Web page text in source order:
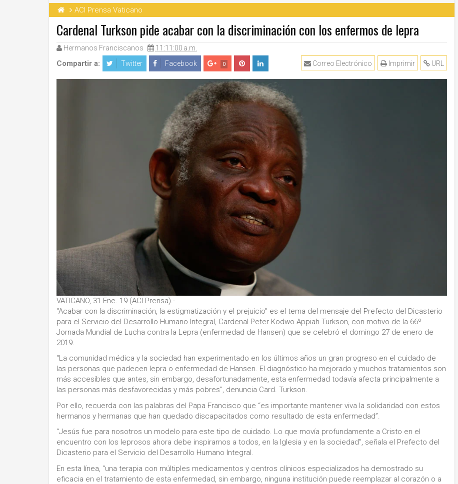
ACI Prensa Vaticano
Cardenal Turkson pide acabar con la discriminación con los enfermos de lepra
Hermanos Franciscanos 11:11:00 a.m.
Compartir a: Twitter Facebook 0 URL
Imprimir
Correo Electrónico
VATICANO, 31 Ene. 19 (ACI Prensa).-
"Acabar con la discriminación, la estigmatización y el prejuicio" es el tema del mensaje del Prefecto del Dicasterio
para el Servicio del Desarrollo Humano Integral, Cardenal Peter Kodwo Appiah Turkson, con motivo de la 66º
Jornada Mundial de Lucha contra la Lepra (enfermedad de Hansen) que se celebró el domingo 27 de enero de
2019.
“La comunidad médica y la sociedad han experimentado en los últimos años un gran progreso en el cuidado de
las personas que padecen lepra o enfermedad de Hansen. El diagnóstico ha mejorado y muchos tratamientos son
más accesibles que antes, sin embargo, desafortunadamente, esta enfermedad todavía afecta principalmente a
las personas más desfavorecidas y más pobres", denuncia Card. Turkson.
Por ello, recuerda con las palabras del Papa Francisco que “es importante mantener viva la solidaridad con estos
hermanos y hermanas que han quedado discapacitados como resultado de esta enfermedad”.
“Jesús fue para nosotros un modelo para este tipo de cuidado. Lo que movía profundamente a Cristo en el
encuentro con los leprosos ahora debe inspirarnos a todos, en la Iglesia y en la sociedad”, señala el Prefecto del
Dicasterio para el Servicio del Desarrollo Humano Integral.
En esta línea, “una terapia con múltiples medicamentos y centros clínicos especializados ha demostrado su
eficacia en el tratamiento de esta enfermedad, sin embargo, ninguna institución puede reemplazar al corazón o a